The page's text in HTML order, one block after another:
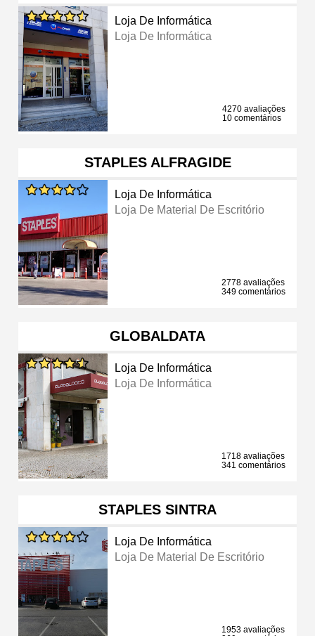
Loja De Informática
Loja De Informática
4270 avaliações
10 comentários
STAPLES ALFRAGIDE
Loja De Informática
Loja De Material De Escritório
2778 avaliações
349 comentários
GLOBALDATA
Loja De Informática
Loja De Informática
1718 avaliações
341 comentários
STAPLES SINTRA
Loja De Informática
Loja De Material De Escritório
1953 avaliações